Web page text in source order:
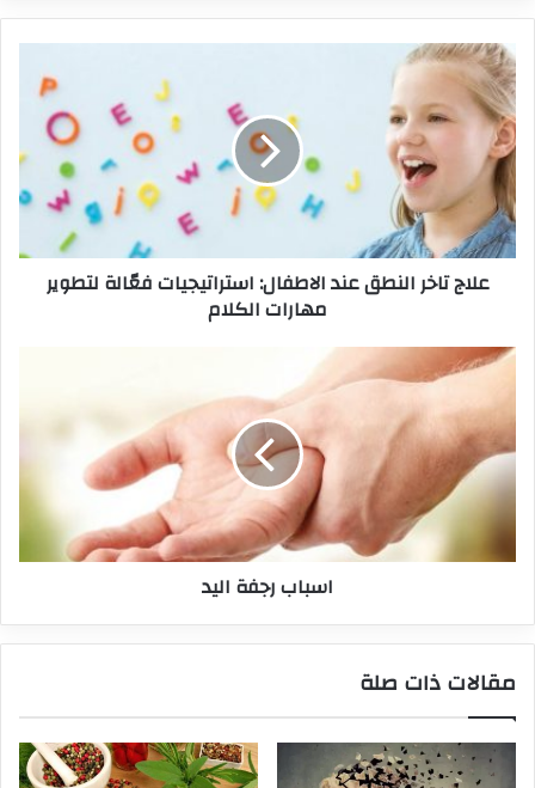
علاج تاخر النطق عند الاطفال: استراتيجيات فعّالة لتطوير
مهارات الكلام
اسباب رجفة اليد
مقالات ذات صلة